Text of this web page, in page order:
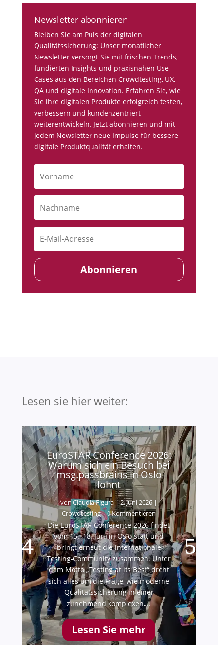
Newsletter abonnieren
Bleiben Sie am Puls der digitalen
Qualitätssicherung: Unser monatlicher
Newsletter versorgt Sie mit frischen Trends,
fundierten Insights und praxisnahen Use
Cases aus den Bereichen Crowdtesting, UX,
QA und digitale Innovation. Erfahren Sie, wie
Sie ihre digitalen Produkte erfolgreich testen,
verbessern und kundenzentriert
weiterentwickeln. Jetzt abonnieren und mit
jedem Newsletter neue Impulse für bessere
digitale Produktqualität erhalten.
Abonnieren
Lesen sie hier weiter:
EuroSTAR Conference 2026:
Warum sich ein Besuch bei
msg.passbrains in Oslo
lohnt
vonClaudia Figura|2. Juni 2026|
Crowdtesting| 0 Kommentieren
Die EuroSTAR Conference 2026 findet
vom 15.–18. Juni in Oslo statt und
bringt erneut die internationale
Testing-Community zusammen. Unter
dem Motto „Testing at its Best“ dreht
sich alles um die Frage, wie moderne
Qualitätssicherung in einer
zunehmend komplexen,...
Lesen Sie mehr